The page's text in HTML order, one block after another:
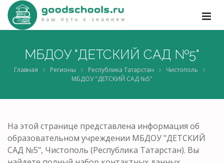
МБДОУ "ДЕТСКИЙ САД №5"
Главная Регионы Республика Татарстан
Чистополь
МБДОУ "ДЕТСКИЙ САД №5"
На этой странице представлена информация об
образовательном учреждении МБДОУ "ДЕТСКИЙ
САД №5", Чистополь (Республика Татарстан). Вы